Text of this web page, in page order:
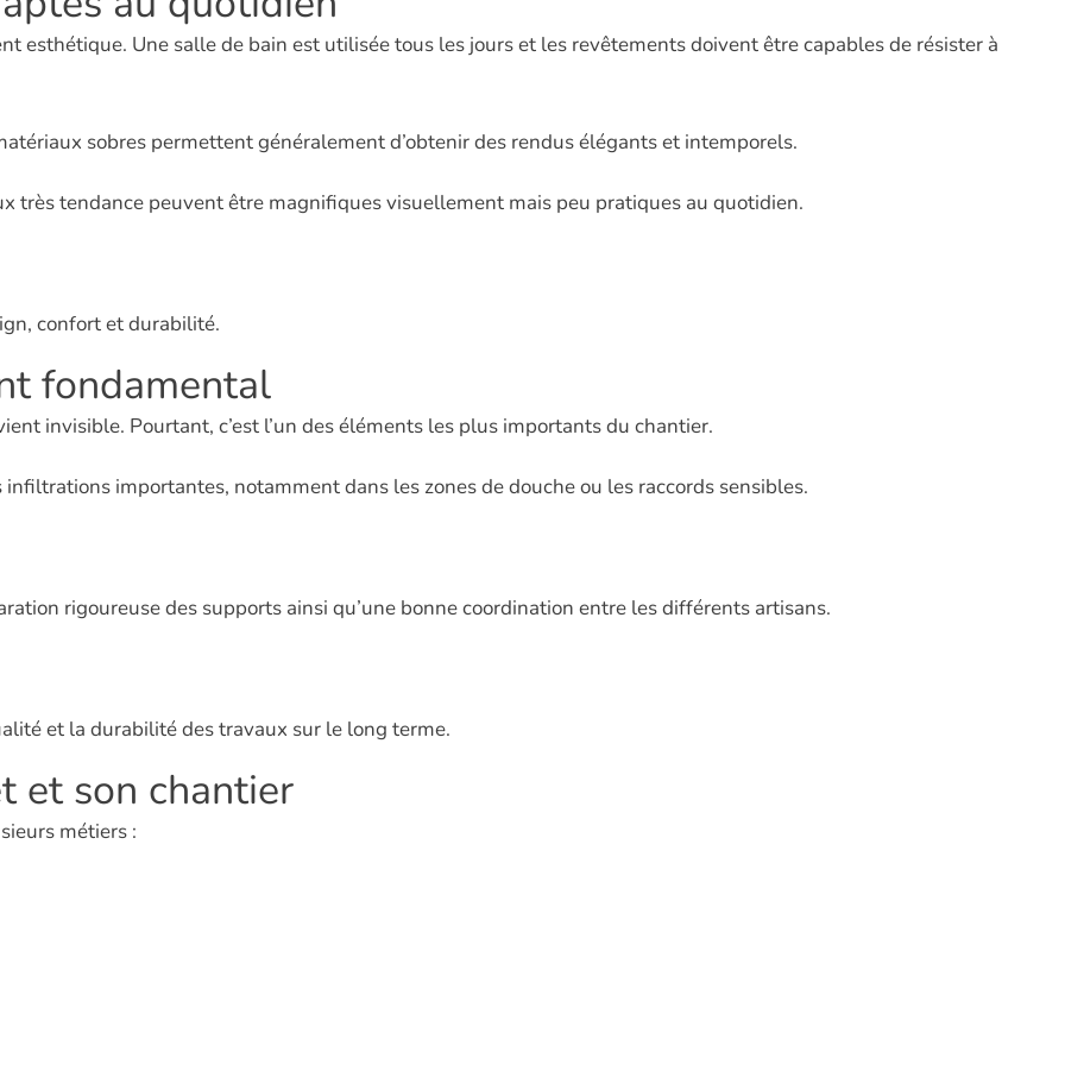
esthétique. Une salle de bain est utilisée tous les jours et les revêtements doivent être capables de résister à
sobres permettent généralement d’obtenir des rendus élégants et intemporels.
très tendance peuvent être magnifiques visuellement mais peu pratiques au quotidien.
confort et durabilité.
fondamental
invisible. Pourtant, c’est l’un des éléments les plus importants du chantier.
importantes, notamment dans les zones de douche ou les raccords sensibles.
rigoureuse des supports ainsi qu’une bonne coordination entre les différents artisans.
et la durabilité des travaux sur le long terme.
et son chantier
métiers :